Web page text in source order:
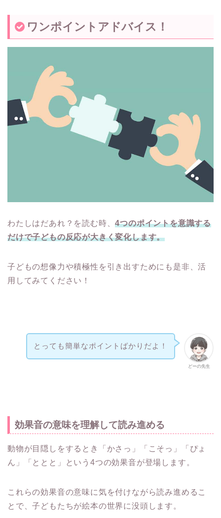
ワンポイントアドバイス！
わたしはだあれ？を読む時、4つのポイントを意識する
だけで子どもの反応が大きく変化します。
子どもの想像力や積極性を引き出すためにも是非、活
用してみてください！
どーの先生
とっても簡単なポイントばかりだよ！
効果音の意味を理解して読み進める
動物が目隠しをするとき「かさっ」「こそっ」「ぴょ
ん」「ととと」という4つの効果音が登場します。
これらの効果音の意味に気を付けながら読み進めるこ
とで、子どもたちが絵本の世界に没頭します。